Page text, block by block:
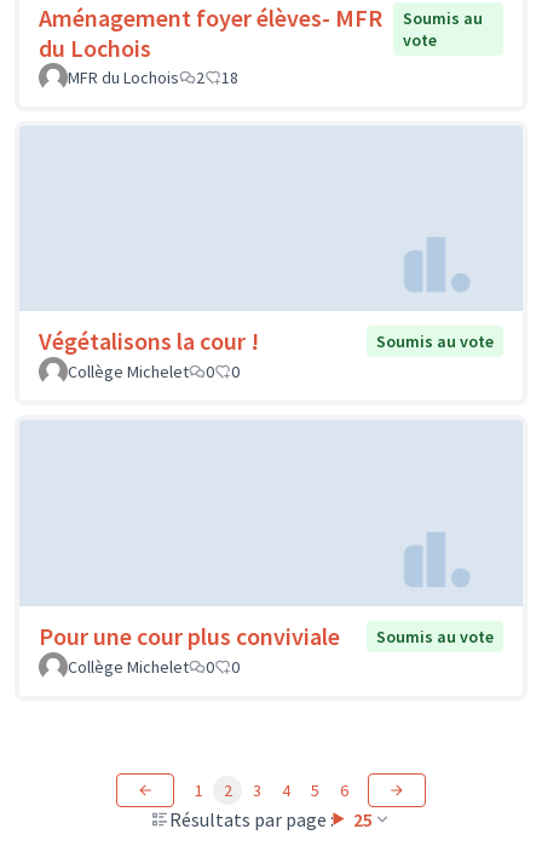
Aménagement foyer élèves- MFR
du Lochois
Soumis au
vote
MFR du Lochois
2 18
Végétalisons la cour !
Soumis au vote
Collège Michelet
0 0
Pour une cour plus conviviale
Soumis au vote
Collège Michelet
0 0
Résultats par page : 25
1 2 3 4 5 6